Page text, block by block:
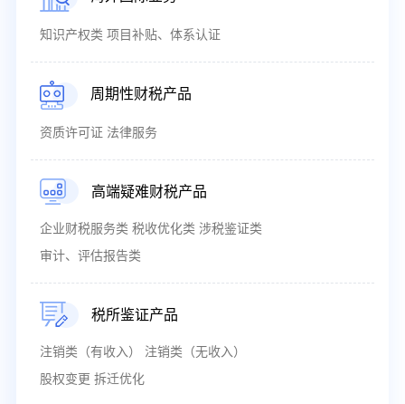
知识产权类 项目补贴、体系认证
周期性财税产品
资质许可证 法律服务
高端疑难财税产品
企业财税服务类 税收优化类 涉税鉴证类
审计、评估报告类
税所鉴证产品
注销类（有收入） 注销类（无收入）
股权变更 拆迁优化